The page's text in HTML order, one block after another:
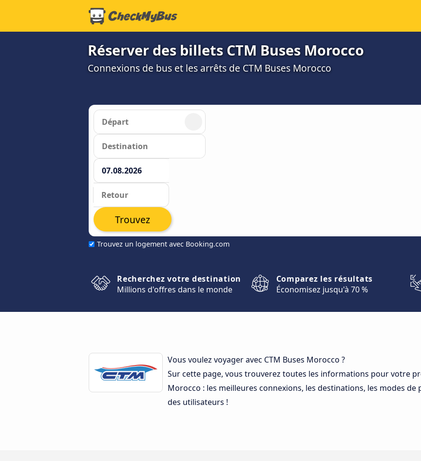
Réserver des billets CTM Buses Morocco
Connexions de bus et les arrêts de CTM Buses Morocco
Trouvez un logement avec Booking.com
Trouvez
Recherchez votre destination
Millions d'offres dans le monde
Comparez les résultats
Économisez jusqu'à 70 %
Vous voulez voyager avec CTM Buses Morocco ?
Sur cette page, vous trouverez toutes les informations pour votre
Morocco : les meilleures connexions, les destinations, les modes de
des utilisateurs !